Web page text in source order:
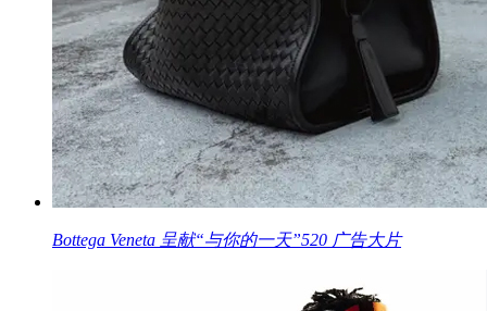
Bottega Veneta 呈献“与你的一天”520 广告大片